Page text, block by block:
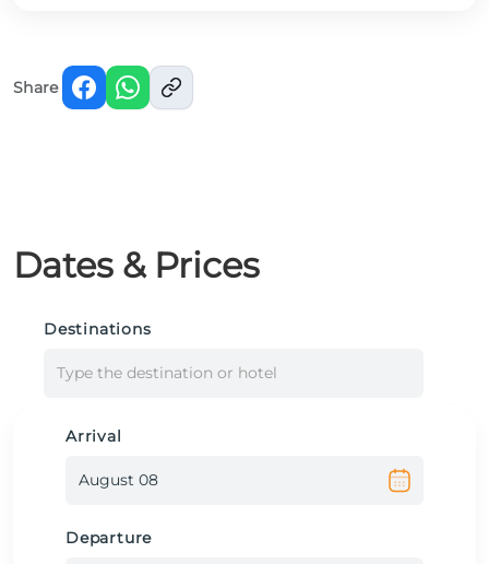
Share
Dates & Prices
Destinations
Type the destination or hotel
Arrival
Departure